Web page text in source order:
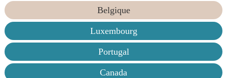
Belgique
Luxembourg
Portugal
Canada